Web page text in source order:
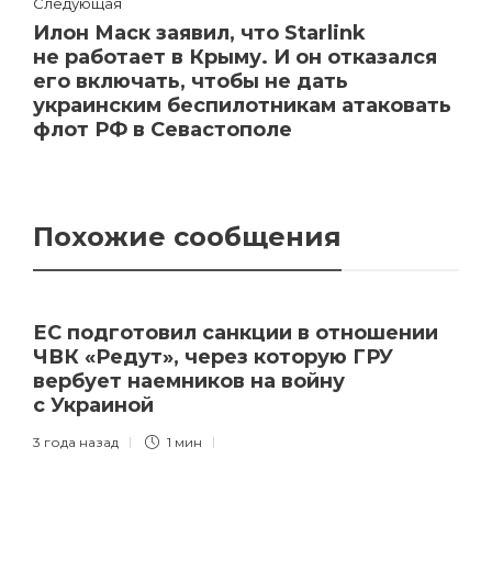
Илон Маск заявил, что Starlink
не работает в Крыму. И он отказался
его включать, чтобы не дать
украинским беспилотникам атаковать
флот РФ в Севастополе
Похожие сообщения
ЕС подготовил санкции в отношении
ЧВК «Редут», через которую ГРУ
вербует наемников на войну
с Украиной
3 года назад 1 мин